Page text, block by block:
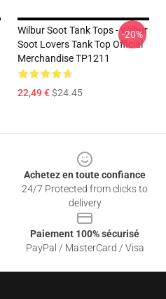
Wilbur Soot Tank Tops - Wilbur
Soot Lovers Tank Top Official
Merchandise TP1211
22,49 €$24.45
-20%
Achetez en toute confiance
24/7 Protected from clicks to
delivery
Paiement 100% sécurisé
PayPal / MasterCard / Visa